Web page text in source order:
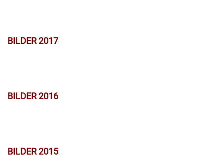
BILDER 2017
BILDER 2016
BILDER 2015